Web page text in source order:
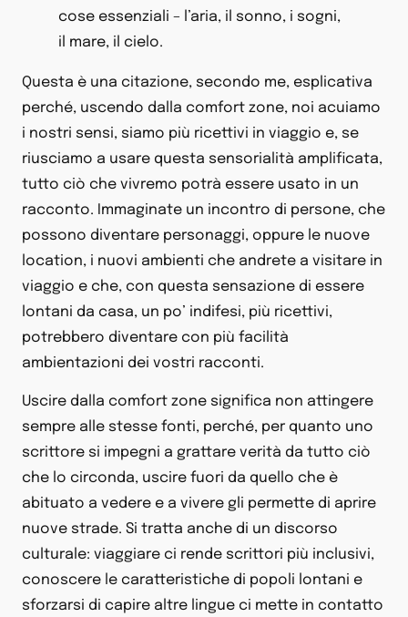
cose essenziali – l’aria, il sonno, i sogni,
il mare, il cielo.
Questa è una citazione, secondo me, esplicativa
perché, uscendo dalla comfort zone, noi acuiamo
i nostri sensi, siamo più ricettivi in viaggio e, se
riusciamo a usare questa sensorialità amplificata,
tutto ciò che vivremo potrà essere usato in un
racconto. Immaginate un incontro di persone, che
possono diventare personaggi, oppure le nuove
location, i nuovi ambienti che andrete a visitare in
viaggio e che, con questa sensazione di essere
lontani da casa, un po’ indifesi, più ricettivi,
potrebbero diventare con più facilità
ambientazioni dei vostri racconti.
Uscire dalla comfort zone significa non attingere
sempre alle stesse fonti, perché, per quanto uno
scrittore si impegni a grattare verità da tutto ciò
che lo circonda, uscire fuori da quello che è
abituato a vedere e a vivere gli permette di aprire
nuove strade. Si tratta anche di un discorso
culturale: viaggiare ci rende scrittori più inclusivi,
conoscere le caratteristiche di popoli lontani e
sforzarsi di capire altre lingue ci mette in contatto